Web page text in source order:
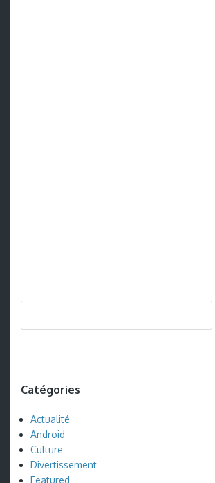
Catégories
Actualité
Android
Culture
Divertissement
Featured